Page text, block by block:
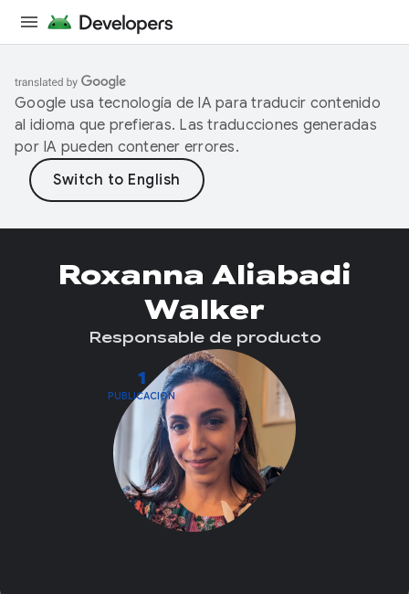
Google usa tecnología de IA para traducir contenido
al idioma que prefieras. Las traducciones generadas
por IA pueden contener errores.
1
PUBLICACIÓN
Roxanna Aliabadi
Walker
Responsable de producto